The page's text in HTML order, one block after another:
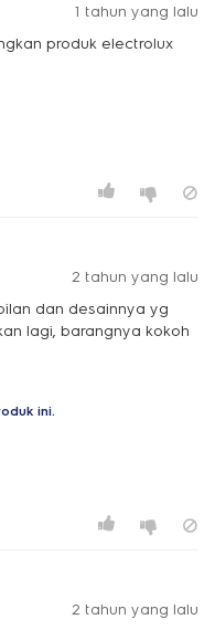
1 tahun yang lalu
produk electrolux
2 tahun yang lalu
dan desainnya yg
lagi, barangnya kokoh
ini.
2 tahun yang lalu